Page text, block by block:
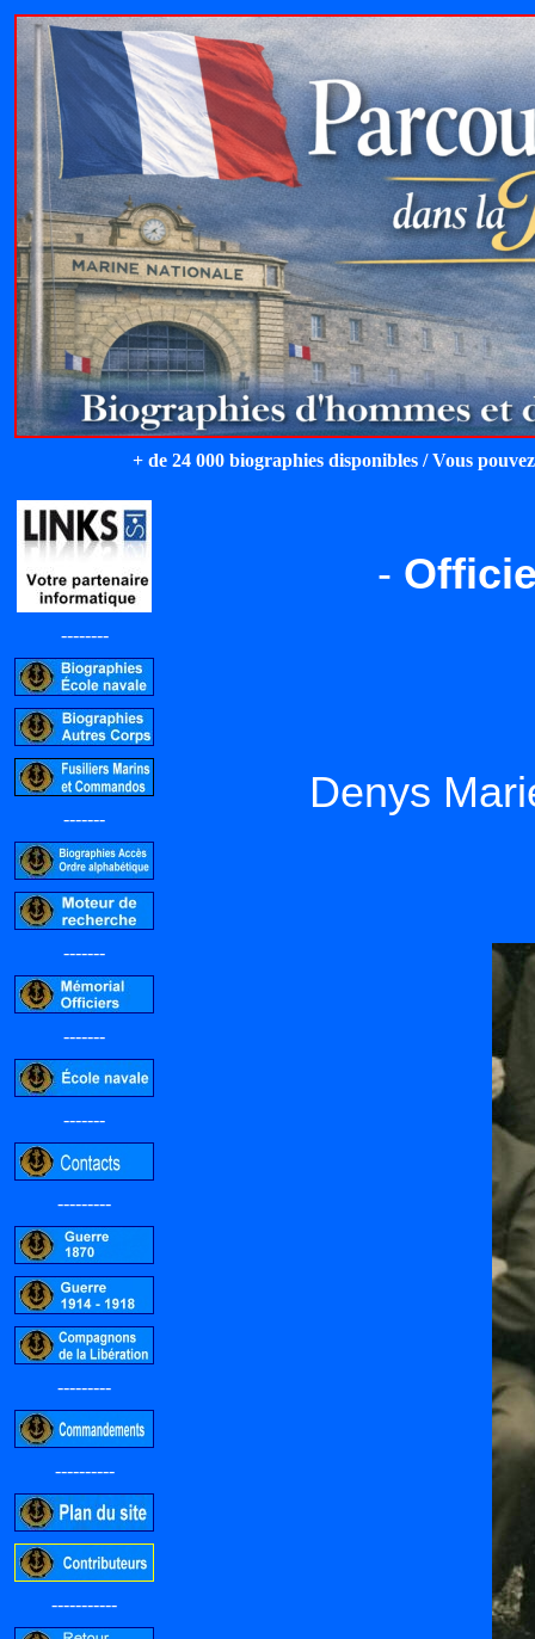
+ de 24 000 biographies disponibles / Vous
--------
-------
-------
-------
-------
---------
---------
----------
-----------
-
Denys